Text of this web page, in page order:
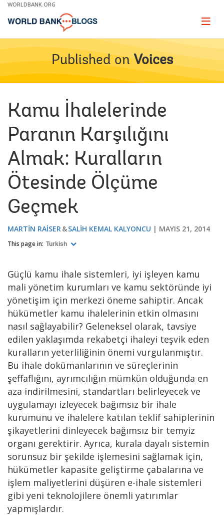
Skip
Main
WORLDBANK.ORG
Page
Published on Voices
Kamu İhalelerinde
Paranın Karşılığını
Almak: Kuralların
Ötesinde Ölçüme
Geçmek
MARTIN RAISER SALIH KEMAL KALYONCU MAYIS 21, 2014
This page in: Turkish
Güçlü kamu ihale sistemleri, iyi işleyen kamu
mali yönetim kurumları ve kamu sektöründe iyi
yönetişim için merkezi öneme sahiptir. Ancak
hükümetler kamu ihalelerinin etkin olmasını
nasıl sağlayabilir? Geleneksel olarak, tavsiye
edilen yaklaşımda rekabetçi ihaleyi teşvik eden
kuralların yeterliliğinin önemi vurgulanmıştır.
Bu ihale dokümanlarının ve süreçlerinin
şeffaflığını, ayrımcılığın mümkün olduğunda en
aza indirilmesini, standartları belirleyecek ve
uygulamayı izleyecek bağımsız bir ihale
kurumunu ve ihalelere katılan teklif sahiplerinin
şikayetlerini dinleyecek bağımsız bir temyiz
organı gerektirir. Ayrıca, kurala dayalı sistemin
sorunsuz bir şekilde işlemesini sağlamak için,
hükümetler kapasite geliştirme çabalarına ve
işlem maliyetlerini düşüren e-ihale sistemleri
gibi yeni teknolojilere önemli yatırımlar
yapmışlardır.